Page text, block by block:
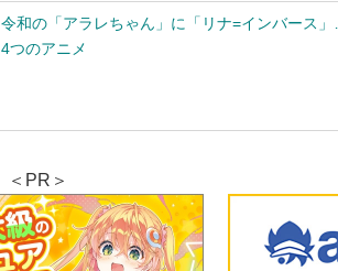
令和の「アラレちゃん」に「リナ=インバー
4つのアニメ
＜PR＞